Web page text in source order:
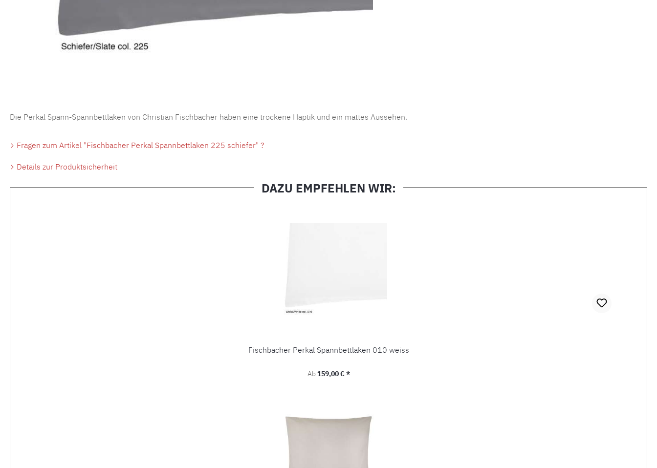
Die Perkal Spann-Spannbettlaken von Christian Fischbacher haben eine trockene Haptik und ein mattes Aussehen.
Fragen zum Artikel "Fischbacher Perkal Spannbettlaken 225 schiefer" ?
Details zur Produktsicherheit
DAZU EMPFEHLEN WIR:
Fischbacher Perkal Spannbettlaken 010 weiss
Regulärer Preis:
Ab159,00 € *